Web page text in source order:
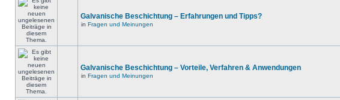
Galvanische Beschichtung – Erfahrungen und Tipps?
in Fragen und Meinungen
Galvanische Beschichtung – Vorteile, Verfahren & Anwendungen
in Fragen und Meinungen